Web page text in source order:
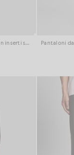
Pantaloni da ginnastica con inserti sportivi